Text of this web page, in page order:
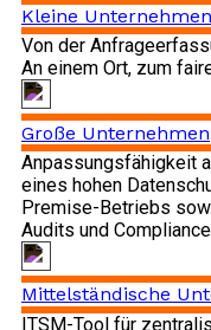
Kleine Unternehmen
Von der
An einem Ort, zum
Große Unternehmen
Anpassungsfähigkeit
eines hohen
Premise-Betriebs
Audits und
Mittelständische
ITSM-Tool für